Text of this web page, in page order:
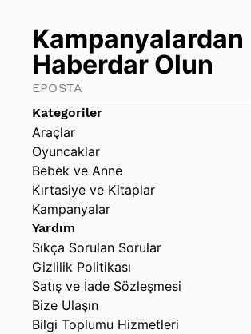
Kategoriler
Araçlar
Oyuncaklar
Bebek ve Anne
Kırtasiye ve Kitaplar
Kampanyalar
Yardım
Sıkça Sorulan Sorular
Gizlilik Politikası
Satış ve İade Sözleşmesi
Bize Ulaşın
Bilgi Toplumu Hizmetleri
Kampanyalardan
Haberdar Olun